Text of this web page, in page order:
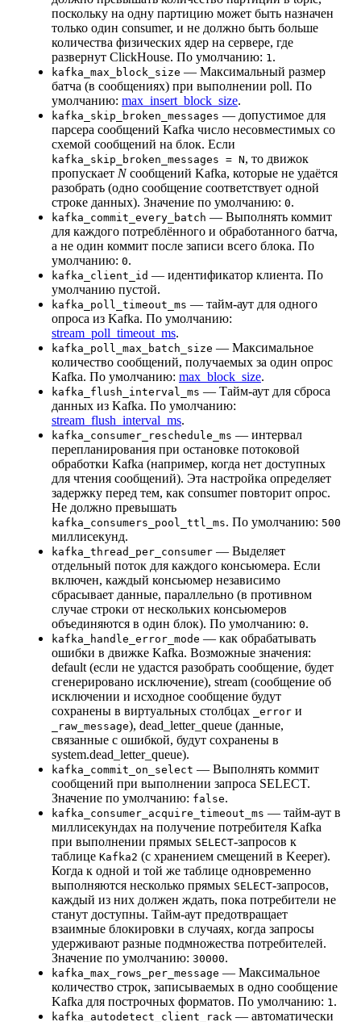
поскольку на одну партицию может быть назначен
только один consumer, и не должно быть больше
количества физических ядер на сервере, где
развернут ClickHouse. По умолчанию: 1.
kafka_max_block_size — Максимальный размер
батча (в сообщениях) при выполнении poll. По
умолчанию: max_insert_block_size.
kafka_skip_broken_messages — допустимое для
парсера сообщений Kafka число несовместимых со
схемой сообщений на блок. Если
kafka_skip_broken_messages = N, то движок
пропускает Nсообщений Kafka, которые не удаётся
разобрать (одно сообщение соответствует одной
строке данных). Значение по умолчанию: 0.
kafka_commit_every_batch — Выполнять коммит
для каждого потреблённого и обработанного батча,
а не один коммит после записи всего блока. По
умолчанию: 0.
kafka_client_id — идентификатор клиента. По
умолчанию пустой.
kafka_poll_timeout_ms — тайм-аут для одного
опроса из Kafka. По умолчанию:
stream_poll_timeout_ms.
kafka_poll_max_batch_size — Максимальное
количество сообщений, получаемых за один опрос
Kafka. По умолчанию: max_block_size.
kafka_flush_interval_ms — Тайм-аут для сброса
данных из Kafka. По умолчанию:
stream_flush_interval_ms.
kafka_consumer_reschedule_ms — интервал
перепланирования при остановке потоковой
обработки Kafka (например, когда нет доступных
для чтения сообщений). Эта настройка определяет
задержку перед тем, как consumer повторит опрос.
Не должно превышать
kafka_consumers_pool_ttl_ms. По умолчанию: 500
миллисекунд.
kafka_thread_per_consumer — Выделяет
отдельный поток для каждого консьюмера. Если
включен, каждый консьюмер независимо
сбрасывает данные, параллельно (в противном
случае строки от нескольких консьюмеров
объединяются в один блок). По умолчанию: 0.
kafka_handle_error_mode — как обрабатывать
ошибки в движке Kafka. Возможные значения:
default (если не удастся разобрать сообщение, будет
сгенерировано исключение), stream (сообщение об
исключении и исходное сообщение будут
сохранены в виртуальных столбцах
_error и
_raw_message), dead_letter_queue (данные,
связанные с ошибкой, будут сохранены в
system.dead_letter_queue).
kafka_commit_on_select — Выполнять коммит
сообщений при выполнении запроса SELECT.
Значение по умолчанию: false.
kafka_consumer_acquire_timeout_ms — тайм-аут в
миллисекундах на получение потребителя Kafka
при выполнении прямых SELECT-запросов к
таблице Kafka2 (с хранением смещений в Keeper).
Когда к одной и той же таблице одновременно
выполняются несколько прямых SELECT-запросов,
каждый из них должен ждать, пока потребители не
станут доступны. Тайм-аут предотвращает
взаимные блокировки в случаях, когда запросы
удерживают разные подмножества потребителей.
Значение по умолчанию: 30000.
kafka_max_rows_per_message — Максимальное
количество строк, записываемых в одно сообщение
Kafka для построчных форматов. По умолчанию: 1.
kafka_autodetect_client_rack — автоматически